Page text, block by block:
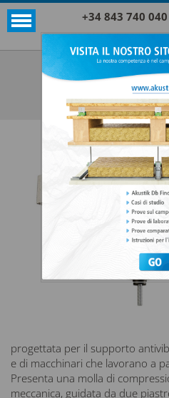
+34 843 740 040
SUPPORTI
VEDI TUTTO
progettata per il supporto
e di macchinari che lavorano a
Presenta una molla di
meccanica, guidata da due